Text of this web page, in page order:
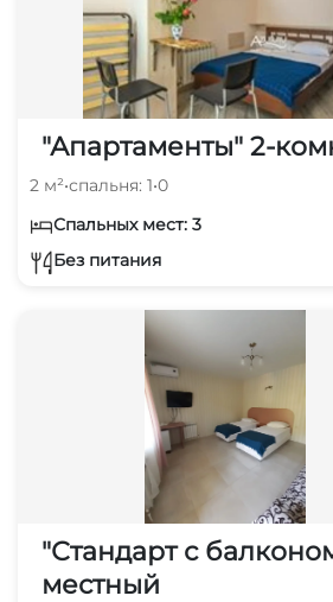
"Апартаменты" 2-
2 м²•спальня: 1•0
Спальных мест: 3
Без питания
"Стандарт с
местный